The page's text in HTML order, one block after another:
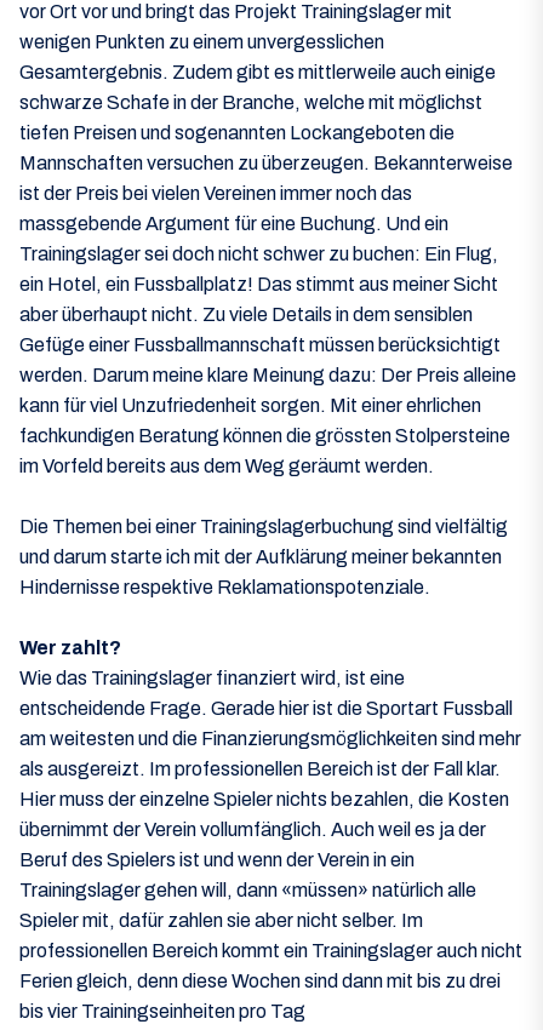
vor Ort vor und bringt das Projekt Trainingslager mit
wenigen Punkten zu einem unvergesslichen
Gesamtergebnis. Zudem gibt es mittlerweile auch einige
schwarze Schafe in der Branche, welche mit möglichst
tiefen Preisen und sogenannten Lockangeboten die
Mannschaften versuchen zu überzeugen. Bekannterweise
ist der Preis bei vielen Vereinen immer noch das
massgebende Argument für eine Buchung. Und ein
Trainingslager sei doch nicht schwer zu buchen: Ein Flug,
ein Hotel, ein Fussballplatz! Das stimmt aus meiner Sicht
aber überhaupt nicht. Zu viele Details in dem sensiblen
Gefüge einer Fussballmannschaft müssen berücksichtigt
werden. Darum meine klare Meinung dazu: Der Preis alleine
kann für viel Unzufriedenheit sorgen. Mit einer ehrlichen
fachkundigen Beratung können die grössten Stolpersteine
im Vorfeld bereits aus dem Weg geräumt werden.
Die Themen bei einer Trainingslagerbuchung sind vielfältig
und darum starte ich mit der Aufklärung meiner bekannten
Hindernisse respektive Reklamationspotenziale.
Wer zahlt?
Wie das Trainingslager finanziert wird, ist eine
entscheidende Frage. Gerade hier ist die Sportart Fussball
am weitesten und die Finanzierungsmöglichkeiten sind mehr
als ausgereizt. Im professionellen Bereich ist der Fall klar.
Hier muss der einzelne Spieler nichts bezahlen, die Kosten
übernimmt der Verein vollumfänglich. Auch weil es ja der
Beruf des Spielers ist und wenn der Verein in ein
Trainingslager gehen will, dann «müssen» natürlich alle
Spieler mit, dafür zahlen sie aber nicht selber. Im
professionellen Bereich kommt ein Trainingslager auch nicht
Ferien gleich, denn diese Wochen sind dann mit bis zu drei
bis vier Trainingseinheiten pro Tag